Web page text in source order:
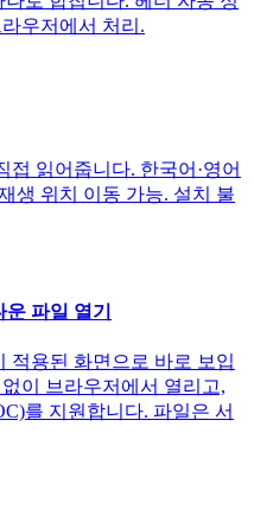
우저에서 처리.
읽어줍니다. 한국어·영어
생 위치 이동 가능. 설치 불
파일 열기
적용된 화면으로 바로 보입
이 브라우저에서 열리고,
를 지원합니다. 파일은 서